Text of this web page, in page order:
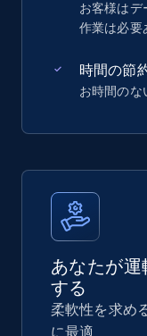
お客様はデ
作業は必要
時間の節
お時間のな
あなたが運
する
柔軟性を求め
に最適